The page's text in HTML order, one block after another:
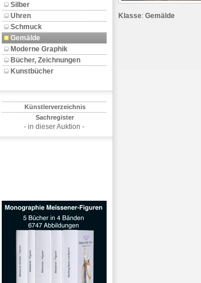
Silber
Uhren
Schmuck
Gemälde
Moderne Graphik
Bücher, Zeichnungen
Kunstbücher
Künstlerverzeichnis
Sachregister
- in dieser Auktion -
Klasse: Gemälde